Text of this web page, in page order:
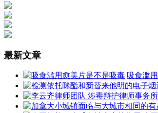
最新文章
吸食滥